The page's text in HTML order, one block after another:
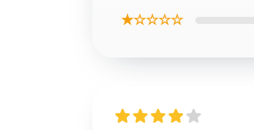
★☆☆☆☆